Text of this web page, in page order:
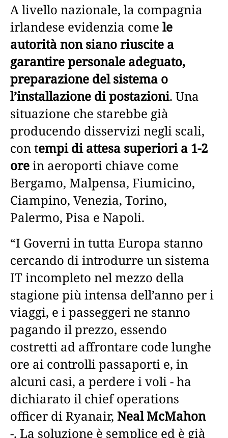
A livello nazionale, la compagnia
irlandese evidenzia come le
autorità non siano riuscite a
garantire personale adeguato,
preparazione del sistema o
l’installazione di postazioni. Una
situazione che starebbe già
producendo disservizi negli scali,
con tempi di attesa superiori a 1-2
orein aeroporti chiave come
Bergamo, Malpensa, Fiumicino,
Ciampino, Venezia, Torino,
Palermo, Pisa e Napoli.
“I Governi in tutta Europa stanno
cercando di introdurre un sistema
IT incompleto nel mezzo della
stagione più intensa dell’anno per i
viaggi, e i passeggeri ne stanno
pagando il prezzo, essendo
costretti ad affrontare code lunghe
ore ai controlli passaporti e, in
alcuni casi, a perdere i voli - ha
dichiarato il chief operations
officer di Ryanair, Neal McMahon
-. La soluzione è semplice ed è già